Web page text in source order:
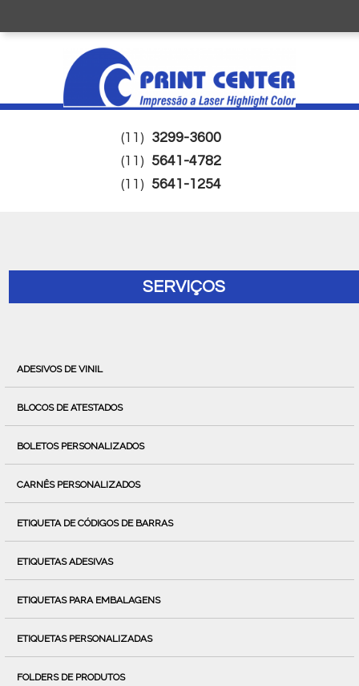
(11) 3299-3600
(11) 5641-4782
(11) 5641-1254
SERVIÇOS
ADESIVOS DE VINIL
BLOCOS DE ATESTADOS
BOLETOS PERSONALIZADOS
CARNÊS PERSONALIZADOS
ETIQUETA DE CÓDIGOS DE BARRAS
ETIQUETAS ADESIVAS
ETIQUETAS PARA EMBALAGENS
ETIQUETAS PERSONALIZADAS
FOLDERS DE PRODUTOS